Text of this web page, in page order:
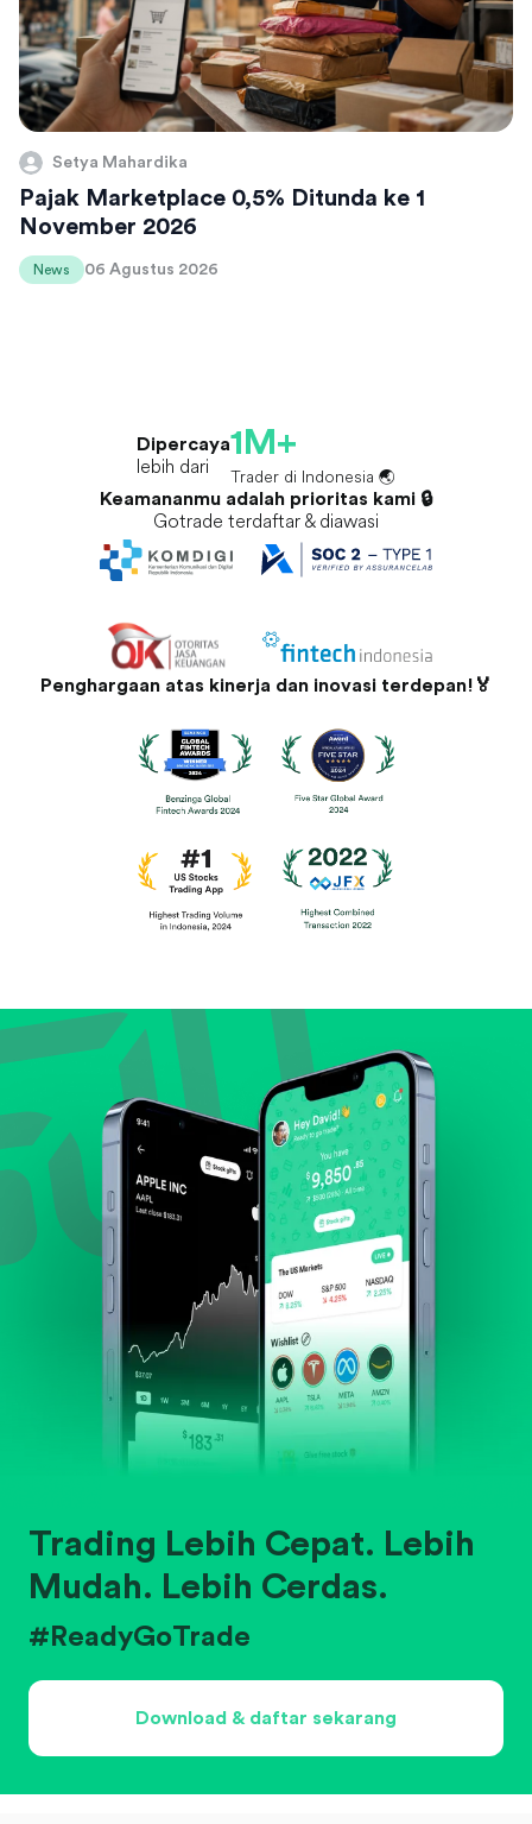
Setya Mahardika
Pajak Marketplace 0,5% Ditunda ke 1
November 2026
News 06 Agustus 2026
Dipercaya
lebih dari
1M+
Trader di Indonesia 🌏
Keamananmu adalah prioritas kami 🔒
Gotrade terdaftar & diawasi
Penghargaan atas kinerja dan inovasi terdepan!🏅
Trading Lebih Cepat. Lebih
Mudah. Lebih Cerdas.
#ReadyGoTrade
Download & daftar sekarang